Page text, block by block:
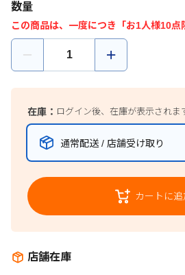
数量
この商品は、一度につき「お1人様10点
在庫： ログイン後、在庫が表示されま
通常配送 / 店舗受け取り
カートに追
店舗在庫